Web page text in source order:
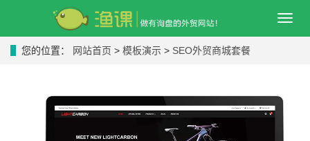
导
您的位置： 网站首页 > 模板演示 > SEO外贸商城套餐